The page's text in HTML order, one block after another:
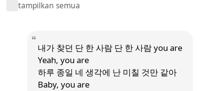
tampilkan semua
내가 찾던 단 한 사람 단 한 사람 you are
Yeah, you are
하루 종일 네 생각에 난 미칠 것만 같아
Baby, you are